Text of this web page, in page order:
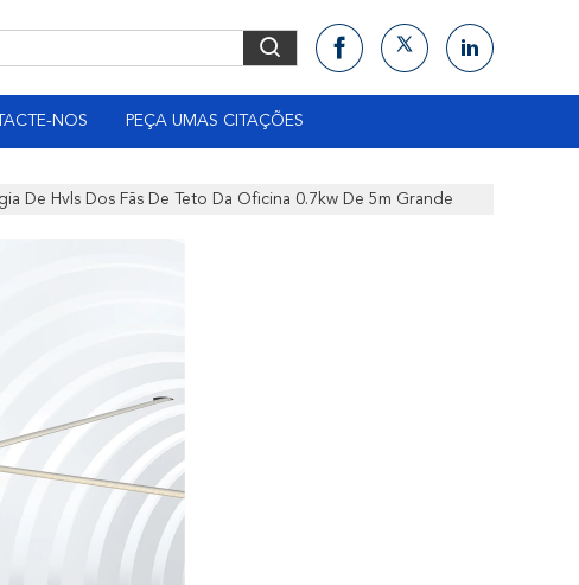
NOS PEÇA UMAS CITAÇÕES
De Hvls Dos Fãs De Teto Da Oficina 0.7kw De 5m Grande